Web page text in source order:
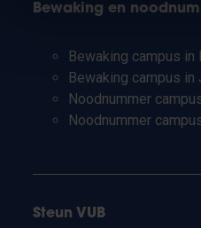
Bewaking en
Bewaking campus in
Bewaking campus in
Noodnummer
Noodnummer
Steun VUB